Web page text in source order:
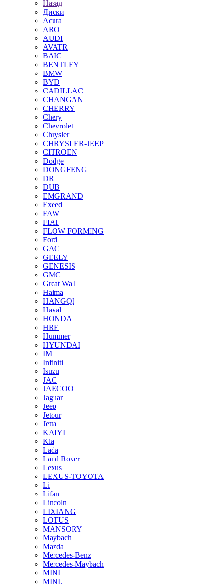
Назад
Диски
Acura
ARO
AUDI
AVATR
BAIC
BENTLEY
BMW
BYD
CADILLAC
CHANGAN
CHERRY
Chery
Chevrolet
Chrysler
CHRYSLER-JEEP
CITROEN
Dodge
DONGFENG
DR
DUB
EMGRAND
Exeed
FAW
FIAT
FLOW FORMING
Ford
GAC
GEELY
GENESIS
GMC
Great Wall
Haima
HANGQI
Haval
HONDA
HRE
Hummer
HYUNDAI
IM
Infiniti
Isuzu
JAC
JAECOO
Jaguar
Jeep
Jetour
Jetta
KAIYI
Kia
Lada
Land Rover
Lexus
LEXUS-TOYOTA
Li
Lifan
Lincoln
LIXIANG
LOTUS
MANSORY
Maybach
Mazda
Mercedes-Benz
Mercedes-Maybach
MINI
MINI.